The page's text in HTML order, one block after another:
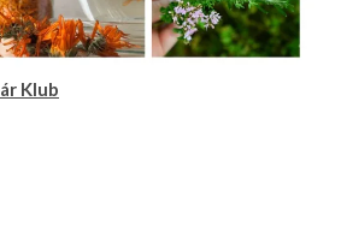
Klub